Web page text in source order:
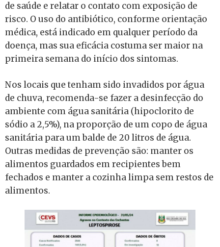
de saúde e relatar o contato com exposição de
risco. O uso do antibiótico, conforme orientação
médica, está indicado em qualquer período da
doença, mas sua eficácia costuma ser maior na
primeira semana do início dos sintomas.
Nos locais que tenham sido invadidos por água
de chuva, recomenda-se fazer a desinfecção do
ambiente com água sanitária (hipoclorito de
sódio a 2,5%), na proporção de um copo de água
sanitária para um balde de 20 litros de água.
Outras medidas de prevenção são: manter os
alimentos guardados em recipientes bem
fechados e manter a cozinha limpa sem restos de
alimentos.